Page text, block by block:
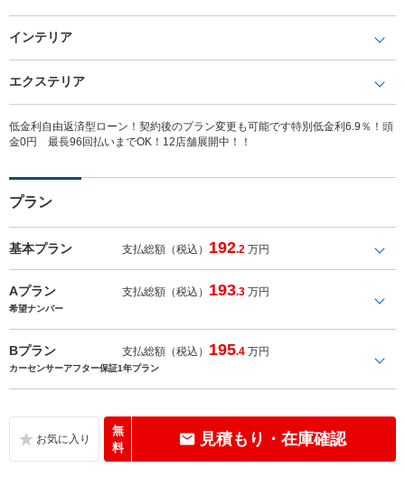
インテリア
エクステリア
低金利自由返済型ローン！契約後のプラン変更も可能です特別低金利6.9％！頭
金0円 最長96回払いまでOK！12店舗展開中！！
プラン
基本プラン 支払総額（税込） 192.2 万円
Aプラン 支払総額（税込） 193.3 万円
希望ナンバー
Bプラン 支払総額（税込） 195.4 万円
カーセンサーアフター保証1年プラン
無
料
見積もり・在庫確認